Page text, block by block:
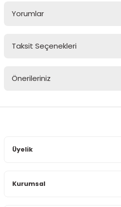
Yorumlar
Taksit Seçenekleri
Önerileriniz
Ürün bilgilerinde hatalar bulunuyor.
Üyelik
Kurumsal